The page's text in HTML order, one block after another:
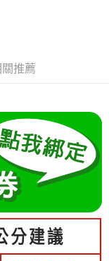
跳轉到大哥付的交易
過，訂單將自動取
分期系統評分，恕無
月結算日後寄送繳費提
大直營門市／銀行轉
本公司）所提供，讓
商店將買賣／分期付款
至「AFTEE先享後付」
帳。
完成。
需要取消訂單，請聯絡
員專區綁定中華電信
金額 (1點等於1元)。
推薦